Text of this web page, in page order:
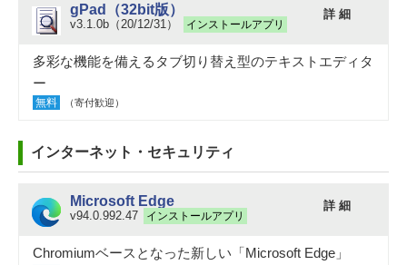
gPad（32bit版）
v3.1.0b（20/12/31） インストールアプリ
詳 細
多彩な機能を備えるタブ切り替え型のテキストエディタ
ー
無料 （寄付歓迎）
インターネット・セキュリティ
Microsoft Edge
v94.0.992.47 インストールアプリ
詳 細
Chromiumベースとなった新しい「Microsoft Edge」